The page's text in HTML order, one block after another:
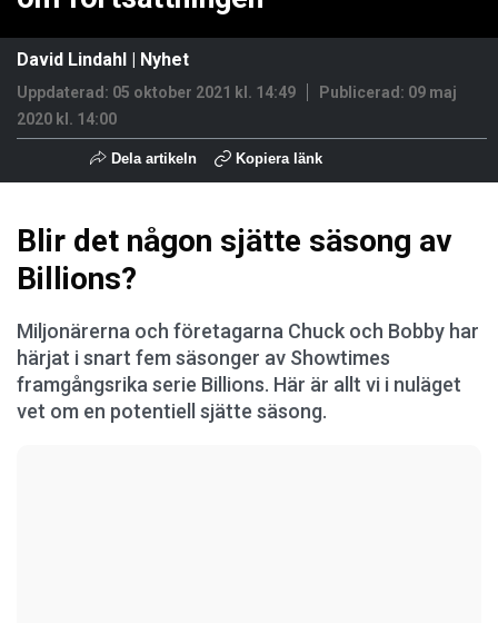
David Lindahl | Nyhet
Uppdaterad: 05 oktober 2021 kl. 14:49 Publicerad: 09 maj
2020 kl. 14:00
Dela artikeln Kopiera länk
Blir det någon sjätte säsong av
Billions?
Miljonärerna och företagarna Chuck och Bobby har
härjat i snart fem säsonger av Showtimes
framgångsrika serie Billions. Här är allt vi i nuläget
vet om en potentiell sjätte säsong.